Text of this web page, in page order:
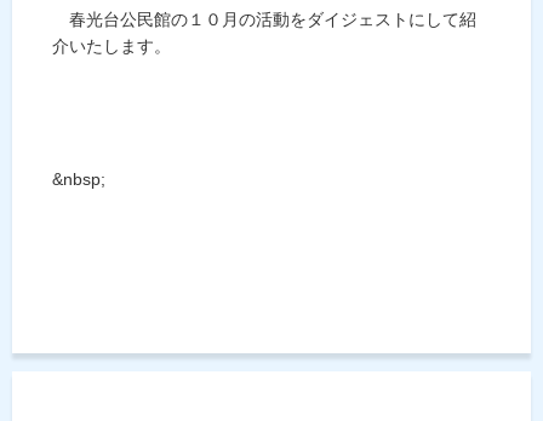
春光台公民館の１０月の活動をダイジェストにして紹
介いたします。
&nbsp;